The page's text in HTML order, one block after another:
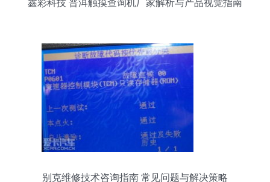
鑫彩科技 普洱触摸查询机厂家解析与产品视觉指南
别克维修技术咨询指南 常见问题与解决策略